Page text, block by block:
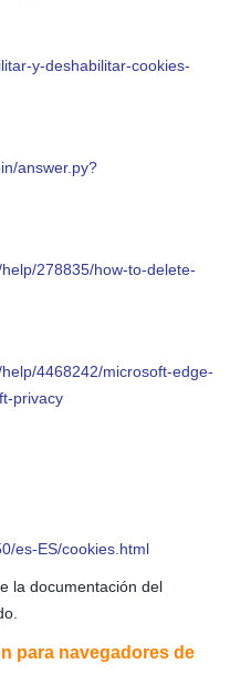
y-deshabilitar-cookies-
answer.py?
278835/how-to-delete-
4468242/microsoft-edge-
privacy
es-ES/cookies.html
la documentación del
para navegadores de